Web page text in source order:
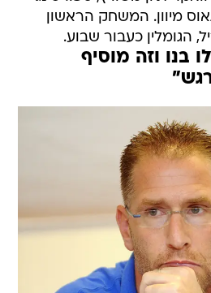
מיוון. המשחק הראשון
בנו וזה מוסיף